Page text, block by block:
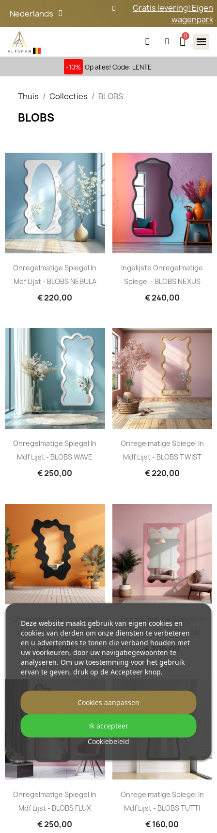
Nederlands
Gratis levering! Eigen
wagenpark
-10% Op alles! Code: LENTE
Thuis Collecties BLOBS
BLOBS
Onregelmatige Spiegel In
Mdf Lijst - BLOBS NEBULA
€ 220,00
Ingelijste Onregelmatige
Spiegel - BLOBS NEXUS
€ 240,00
Onregelmatige Spiegel In
Mdf Lijst - BLOBS WAVE
€ 250,00
Onregelmatige Spiegel In
Mdf Lijst - BLOBS TWIST
€ 220,00
Onregelmatige Spiegel In
Mdf Lijst - BLOBS MISTY
€ 180,00
Onregelmatige Spiegel In
Mdf Lijst - BLOBS PRISM
€ 200,00
Onregelmatige Spiegel In
Mdf Lijst - BLOBS FLUX
€ 250,00
Onregelmatige Spiegel In
Mdf Lijst - BLOBS TUTTI
€ 160,00
Deze website maakt gebruik van eigen cookies en
cookies van derden om onze diensten te verbeteren
en u advertenties te tonen die verband houden met
uw voorkeuren, door uw navigatiegewoonten te
analyseren. Om uw toestemming voor het gebruik
ervan te geven, druk op de Accepteer knop.
Cookiebeleid
Cookies aanpassen
Ik accepteer